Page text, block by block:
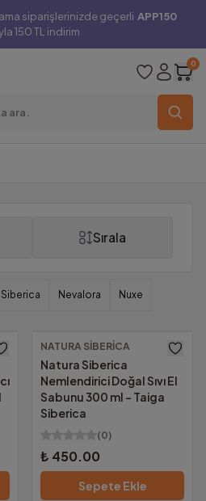
siparişlerinizde geçerli APP150
150 TL indirim
0
Sırala
Siberica Nevalora Nuxe
NATURA SIBERICA
Natura Siberica
Nemlendirici Doğal Sıvı El
Sabunu 300 ml - Taiga
Siberica
(0)
₺ 450.00
Sepete Ekle